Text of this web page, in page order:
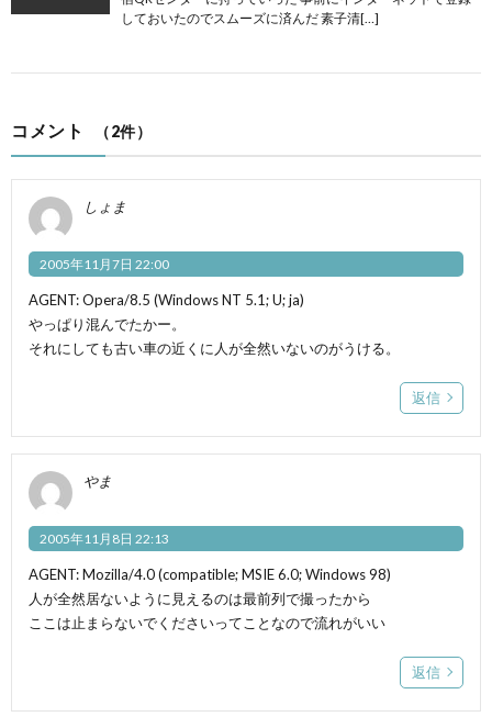
しておいたのでスムーズに済んだ 素子清[…]
コメント （2件）
しょま
2005年11月7日 22:00
AGENT: Opera/8.5 (Windows NT 5.1; U; ja)
やっぱり混んでたかー。
それにしても古い車の近くに人が全然いないのがうける。
返信
やま
2005年11月8日 22:13
AGENT: Mozilla/4.0 (compatible; MSIE 6.0; Windows 98)
人が全然居ないように見えるのは最前列で撮ったから
ここは止まらないでくださいってことなので流れがいい
返信